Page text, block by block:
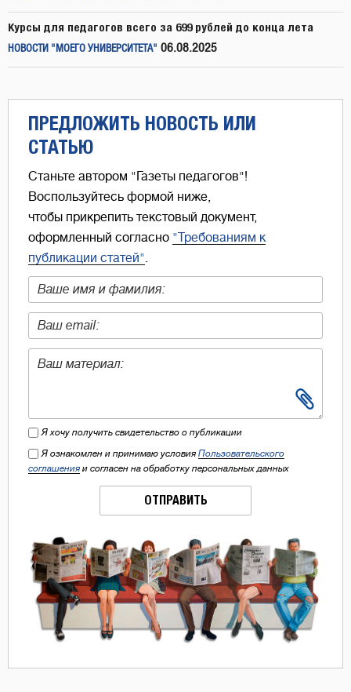
Курсы для педагогов всего за 699 рублей до конца лета
НОВОСТИ "МОЕГО УНИВЕРСИТЕТА" 06.08.2025
ПРЕДЛОЖИТЬ НОВОСТЬ ИЛИ
СТАТЬЮ
Станьте автором "Газеты педагогов"!
Воспользуйтесь формой ниже,
чтобы прикрепить текстовый документ,
оформленный согласно "Требованиям к
публикации статей"
Я хочу получить свидетельство о публикации
Я ознакомлен и принимаю условия Пользовательского
соглашения и согласен на обработку персональных данных
ОТПРАВИТЬ